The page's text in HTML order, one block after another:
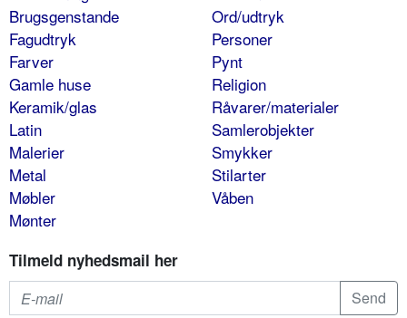
Brugsgenstande
Fagudtryk
Farver
Gamle huse
Keramik/glas
Latin
Malerier
Metal
Møbler
Mønter
Ord/udtryk
Personer
Pynt
Religion
Råvarer/materialer
Samlerobjekter
Smykker
Stilarter
Våben
Tilmeld nyhedsmail her